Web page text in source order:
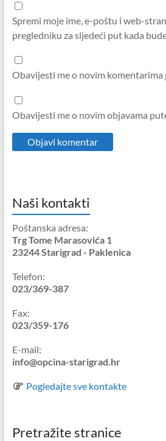
Spremi moje ime, e-poštu i web-
pregledniku za sljedeći put kada
Obavijesti me o novim komentarima
Obavijesti me o novim objavama
Naši kontakti
Poštanska adresa:
Trg Tome Marasovića 1
23244 Starigrad - Paklenica
Telefon:
023/369-387
Fax:
023/359-176
E-mail:
info@opcina-starigrad.hr
Pogledajte sve kontakte
Pretražite stranice